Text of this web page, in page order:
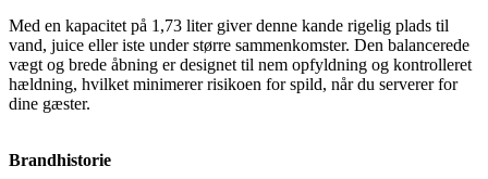
Med en kapacitet på 1,73 liter giver denne kande rigelig plads til
vand, juice eller iste under større sammenkomster. Den balancerede
vægt og brede åbning er designet til nem opfyldning og kontrolleret
hældning, hvilket minimerer risikoen for spild, når du serverer for
dine gæster.
Brandhistorie